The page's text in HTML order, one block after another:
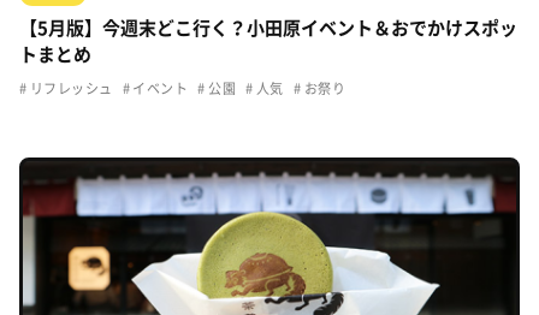
【5月版】今週末どこ行く？小田原イベント＆おでかけスポッ
トまとめ
リフレッシュ イベント 公園 人気 お祭り